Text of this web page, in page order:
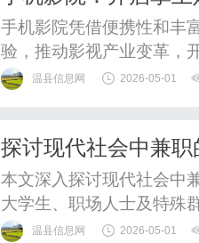
手机影院凭借便携性和丰
验，推动影视产业变革，
温县信息网 2026-05-01
探讨现代社会中兼
本文深入探讨现代社会中
大学生、职场人士及特殊
规范与支持的重要性。
温县信息网 2026-05-01